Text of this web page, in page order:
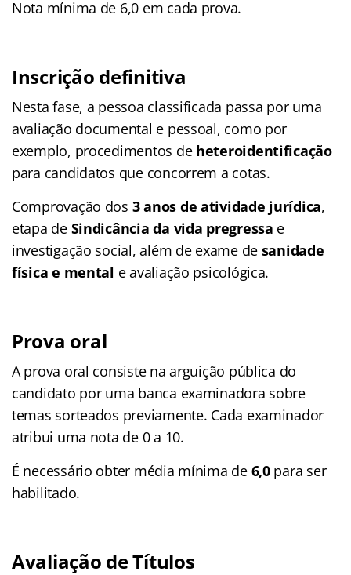
Nota mínima de 6,0 em cada prova.
Inscrição definitiva
Nesta fase, a pessoa classificada passa por uma
avaliação documental e pessoal, como por
exemplo, procedimentos de heteroidentificação
para candidatos que concorrem a cotas.
Comprovação dos 3 anos de atividade jurídica,
etapa de Sindicância da vida pregressa e
investigação social, além de exame de sanidade
física e mental e avaliação psicológica.
Prova oral
A prova oral consiste na arguição pública do
candidato por uma banca examinadora sobre
temas sorteados previamente. Cada examinador
atribui uma nota de 0 a 10.
É necessário obter média mínima de 6,0para ser
habilitado.
Avaliação de Títulos